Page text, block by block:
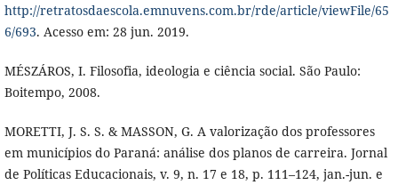
http://retratosdaescola.emnuvens.com.br/rde/article/viewFile/65
6/693. Acesso em: 28 jun. 2019.
MÉSZÁROS, I. Filosofia, ideologia e ciência social. São Paulo:
Boitempo, 2008.
MORETTI, J. S. S. & MASSON, G. A valorização dos professores
em municípios do Paraná: análise dos planos de carreira. Jornal
de Políticas Educacionais, v. 9, n. 17 e 18, p. 111–124, jan.-jun. e